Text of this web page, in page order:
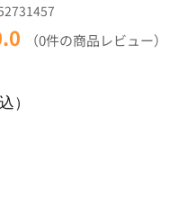
（0件の商品レビュー）
）